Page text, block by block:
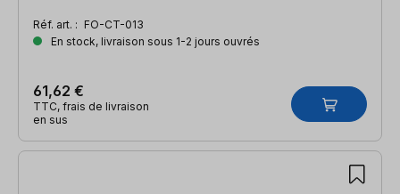
Réf. art. : FO-CT-013
En stock, livraison sous 1-2 jours ouvrés
61,62 €
TTC, frais de livraison
en sus